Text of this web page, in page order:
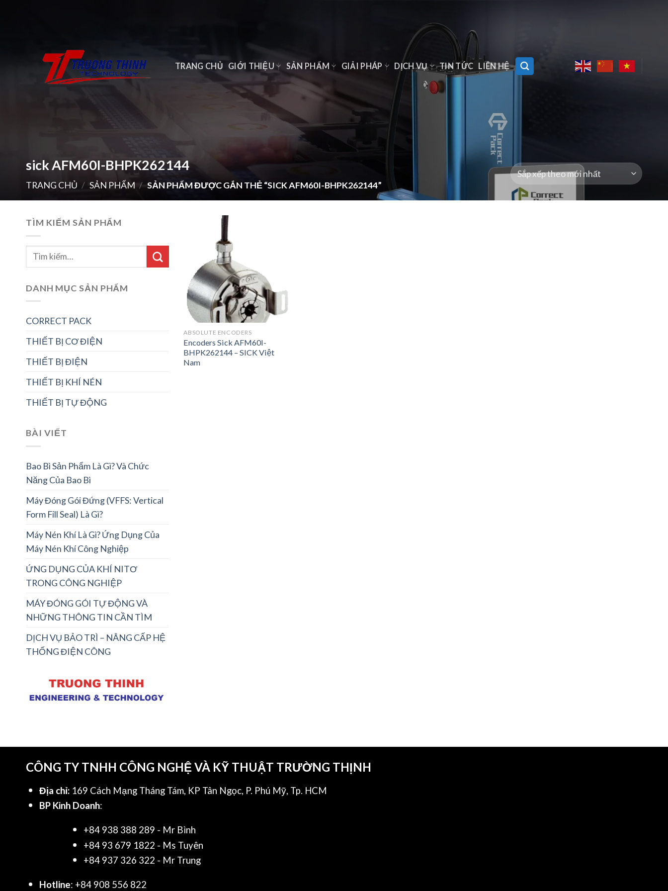
TRANG CHỦ GIỚI THIỆU SẢN PHẨM GIẢI PHÁP DỊCH VỤ TIN TỨC LIÊN HỆ
sick AFM60I-BHPK262144
TRANG CHỦ / SẢN PHẨM / SẢN PHẨM ĐƯỢC GẮN THẺ “SICK AFM60I-BHPK262144”
TÌM KIẾM SẢN PHẨM
DANH MỤC SẢN PHẨM
CORRECT PACK
THIẾT BỊ CƠ ĐIỆN
THIẾT BỊ ĐIỆN
THIẾT BỊ KHÍ NÉN
THIẾT BỊ TỰ ĐỘNG
BÀI VIẾT
Bao Bì Sản Phẩm Là Gì? Và Chức
Năng Của Bao Bì
Máy Đóng Gói Đứng (VFFS: Vertical
Form Fill Seal) Là Gì?
Máy Nén Khí Là Gì? Ứng Dụng Của
Máy Nén Khí Công Nghiệp
ỨNG DỤNG CỦA KHÍ NITƠ
TRONG CÔNG NGHIỆP
MÁY ĐÓNG GÓI TỰ ĐỘNG VÀ
NHỮNG THÔNG TIN CẦN TÌM
DỊCH VỤ BẢO TRÌ – NÂNG CẤP HỆ
THỐNG ĐIỆN CÔNG
ABSOLUTE ENCODERS
Encoders Sick AFM60I-
BHPK262144 – SICK Việt
Nam
CÔNG TY TNHH CÔNG NGHỆ VÀ KỸ THUẬT TRƯỜNG THỊNH
Địa chỉ: 169 Cách Mạng Tháng Tám, KP Tân Ngọc, P. Phú Mỹ, Tp. HCM
BP Kinh Doanh:
+84 938 388 289 - Mr Bình
+84 93 679 1822 - Ms Tuyên
+84 937 326 322 - Mr Trung
Hotline: +84 908 556 822